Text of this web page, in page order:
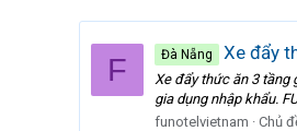
F Đà Nẵng Xe đẩy
Xe đẩy thức ăn 3 tầng
gia dụng nhập khẩu.
funotelvietnam
Chủ